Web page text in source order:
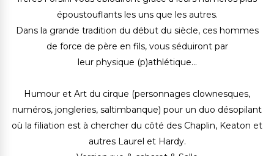
époustouflants les uns que les autres.
Dans la grande tradition du début du siècle, ces hommes
de force de père en fils, vous séduiront par
leur physique (p)athlétique…
Humour et Art du cirque (personnages clownesques,
numéros, jongleries, saltimbanque) pour un duo désopilant
où la filiation est à chercher du côté des Chaplin, Keaton et
autres Laurel et Hardy.